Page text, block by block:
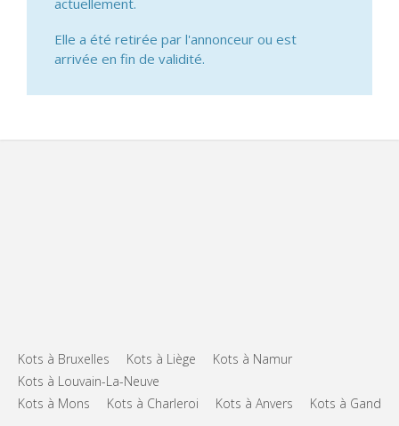
Elle a été retirée par l'annonceur ou est
arrivée en fin de validité.
Kots à Bruxelles Kots à Liège
Kots à Namur
Kots à Louvain-La-Neuve
Kots à Mons
Kots à Charleroi Kots à Anvers Kots à Gand